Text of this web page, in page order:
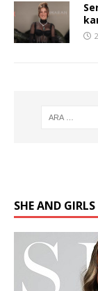
SHE AND GIRLS